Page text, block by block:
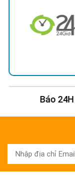
Báo 24H